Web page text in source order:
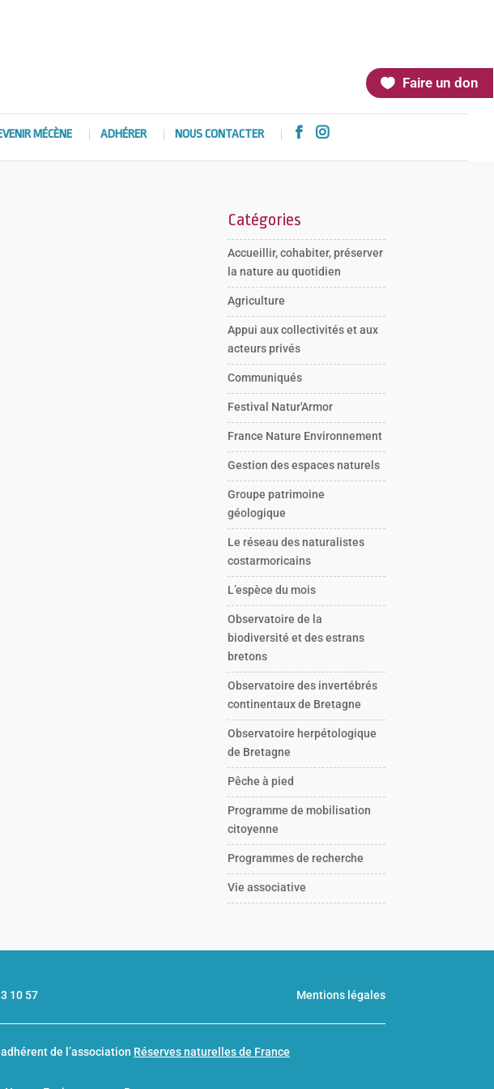
Faire un don
MÉCÈNE ADHÉRER NOUS CONTACTER  
Catégories
Accueillir, cohabiter, préserver
la nature au quotidien
Agriculture
Appui aux collectivités et aux
acteurs privés
Communiqués
Festival Natur'Armor
France Nature Environnement
Gestion des espaces naturels
Groupe patrimoine
géologique
Le réseau des naturalistes
costarmoricains
L’espèce du mois
Observatoire de la
biodiversité et des estrans
bretons
Observatoire des invertébrés
continentaux de Bretagne
Observatoire herpétologique
de Bretagne
Pêche à pied
Programme de mobilisation
citoyenne
Programmes de recherche
Vie associative
10 57 Mentions légales
de l’association Réserves naturelles de France